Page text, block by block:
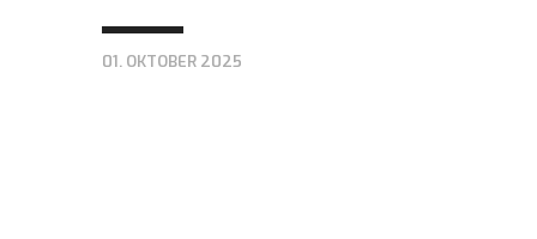
01. OKTOBER 2025